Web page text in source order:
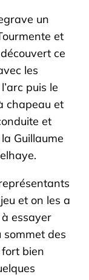
un
et
ce
les
puis le
chapeau et
et
Guillaume
et on les a
essayer
sommet des
fort bien